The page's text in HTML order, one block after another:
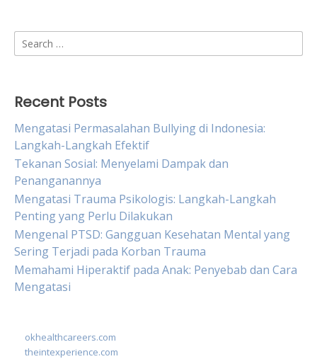
Search
for:
Recent Posts
Mengatasi Permasalahan Bullying di Indonesia:
Langkah-Langkah Efektif
Tekanan Sosial: Menyelami Dampak dan
Penanganannya
Mengatasi Trauma Psikologis: Langkah-Langkah
Penting yang Perlu Dilakukan
Mengenal PTSD: Gangguan Kesehatan Mental yang
Sering Terjadi pada Korban Trauma
Memahami Hiperaktif pada Anak: Penyebab dan Cara
Mengatasi
okhealthcareers.com
theintexperience.com